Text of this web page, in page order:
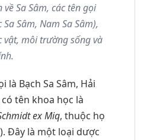
Sa Sâm, các tên gọi
Sâm, Nam Sa Sâm),
môi trường sống và
là Bạch Sa Sâm, Hải
tên khoa học là
ex Miq, thuộc họ
Đây là một loại dược